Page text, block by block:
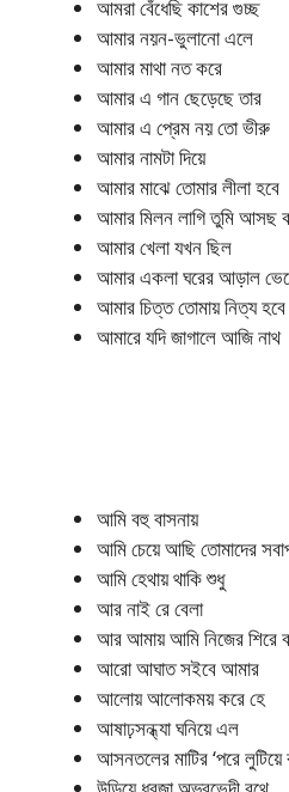
আমরা বেঁধেছি কাশের গুচ্ছ
আমার নয়ন-ভুলানো এলে
আমার মাথা নত করে
আমার এ গান ছেড়েছে তার
আমার এ প্রেম নয় তো ভীরু
আমার নামটা দিয়ে
আমার মাঝে তোমার লীলা হবে
আমার মিলন লাগি তুমি আসছ
আমার খেলা যখন ছিল
আমার একলা ঘরের আড়াল
আমার চিত্ত তোমায় নিত্য হবে
আমারে যদি জাগালে আজি নাথ
আমি বহু বাসনায়
আমি চেয়ে আছি তোমাদের
আমি হেথায় থাকি শুধু
আর নাই রে বেলা
আর আমায় আমি নিজের শিরে
আরো আঘাত সইবে আমার
আলোয় আলোকময় করে হে
আষাঢ়সন্ধ্যা ঘনিয়ে এল
আসনতলের মাটির ‘পরে লুটিয়ে